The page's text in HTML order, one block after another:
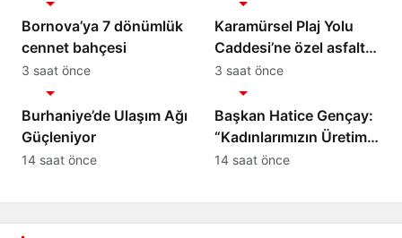
Bornova’ya 7 dönümlük
cennet bahçesi
3 saat önce
Karamürsel Plaj Yolu
Caddesi’ne özel asfalt
dokunuşu
3 saat önce
Burhaniye’de Ulaşım Ağı
Güçleniyor
Gündem
14 saat önce
Başkan Hatice Gençay:
“Kadınlarımızın Üretim
Gücünü Destekliyoruz”
Gündem
14 saat önce